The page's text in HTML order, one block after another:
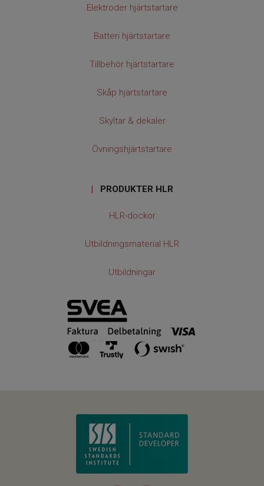
Elektroder hjärtstartare
Batteri hjärtstartare
Tillbehör hjärtstartare
Skåp hjärtstartare
Skyltar & dekaler
Övningshjärtstartare
| PRODUKTER HLR
HLR-dockor
Utbildningsmaterial HLR
Utbildningar